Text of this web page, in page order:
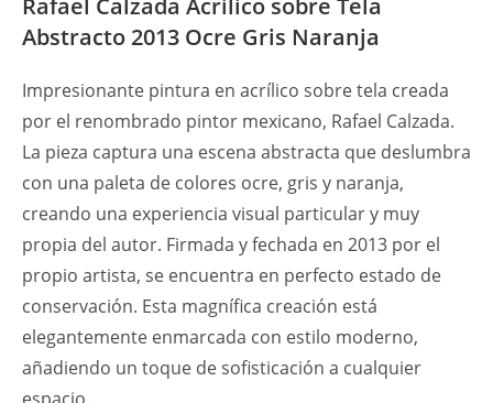
Abstracto 2013 Ocre Gris Naranja
Impresionante pintura en acrílico sobre tela creada
por el renombrado pintor mexicano, Rafael Calzada.
La pieza captura una escena abstracta que deslumbra
con una paleta de colores ocre, gris y naranja,
creando una experiencia visual particular y muy
propia del autor. Firmada y fechada en 2013 por el
propio artista, se encuentra en perfecto estado de
conservación. Esta magnífica creación está
elegantemente enmarcada con estilo moderno,
añadiendo un toque de sofisticación a cualquier
espacio.